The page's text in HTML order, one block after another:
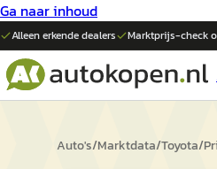
Ga naar inhoud
Alleen erkende dealers Marktprijs-check
Auto's/Marktdata/Toyota/